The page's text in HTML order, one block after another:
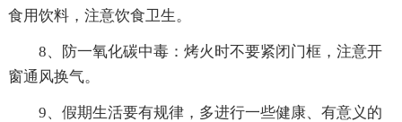
食用饮料，注意饮食卫生。
8、防一氧化碳中毒：烤火时不要紧闭门框，注意开
窗通风换气。
9、假期生活要有规律，多进行一些健康、有意义的